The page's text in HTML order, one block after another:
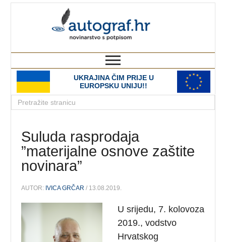
UKRAJINA ČIM PRIJE U
EUROPSKU UNIJU!!
Suluda rasprodaja
”materijalne osnove zaštite
novinara”
AUTOR: IVICA GRČAR / 13.08.2019.
U srijedu, 7. kolovoza
2019., vodstvo
Hrvatskog